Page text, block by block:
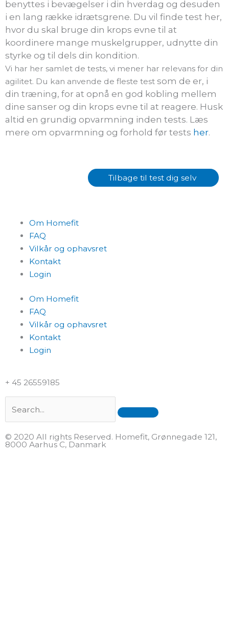
benyttes i bevægelser i din hverdag og desuden
i en lang række idrætsgrene. Du vil finde test her,
hvor du skal bruge din krops evne til at
koordinere mange muskelgrupper, udnytte din
styrke og til dels din kondition.
Vi har her samlet de tests, vi mener har relevans for din
agilitet. Du kan anvende de fleste test som de er, i
din træning, for at opnå en god kobling mellem
dine sanser og din krops evne til at reagere. Husk
altid en grundig opvarmning inden tests. Læs
mere om opvarmning og forhold før tests her.
Tilbage til test dig selv
Om Homefit
FAQ
Vilkår og ophavsret
Kontakt
Login
Om Homefit
FAQ
Vilkår og ophavsret
Kontakt
Login
+ 45 26559185
© 2020 All rights Reserved. Homefit, Grønnegade 121,
8000 Aarhus C, Danmark